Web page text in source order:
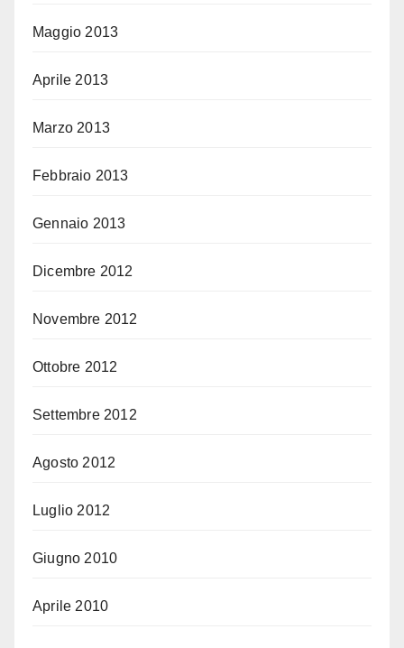
Maggio 2013
Aprile 2013
Marzo 2013
Febbraio 2013
Gennaio 2013
Dicembre 2012
Novembre 2012
Ottobre 2012
Settembre 2012
Agosto 2012
Luglio 2012
Giugno 2010
Aprile 2010